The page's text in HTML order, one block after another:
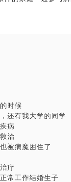
影响一般
时候
还有我大学的同学
病
治
被病魔困住了
疗
常工作结婚生子